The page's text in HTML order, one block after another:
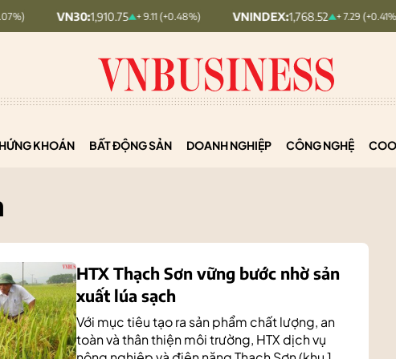
1,910.75 + 9.11 (+0.48%) VNINDEX: 1,768.52 + 7.29 (+0.41%) HNX30:
KHOÁN BẤT ĐỘNG SẢN DOANH NGHIỆP CÔNG NGHỆ
HTX Thạch Sơn vững bước nhờ sản
xuất lúa sạch
Với mục tiêu tạo ra sản phẩm chất lượng, an
toàn và thân thiện môi trường, HTX dịch vụ